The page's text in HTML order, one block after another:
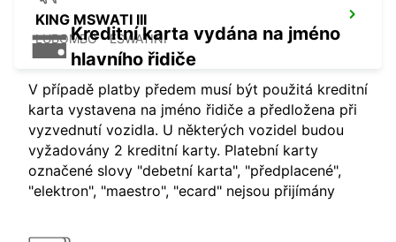
KING MSWATI III
LUBOMBO - ESWATINI
Kreditní karta vydána na jméno
hlavního řidiče
V případě platby předem musí být použitá kreditní
karta vystavena na jméno řidiče a předložena při
vyzvednutí vozidla. U některých vozidel budou
vyžadovány 2 kreditní karty. Platební karty
označené slovy "debetní karta", "předplacené",
"elektron", "maestro", "ecard" nejsou přijímány